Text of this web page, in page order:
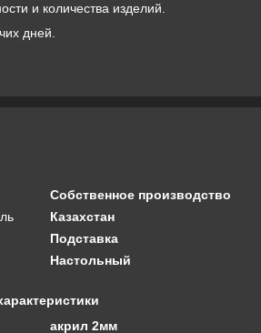
и количества изделий.
дней.
Собственное производство
Казахстан
Подставка
Настольный
акрил 2мм